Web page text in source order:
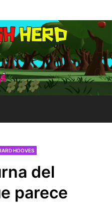
HERD
HOOVES
del
parece